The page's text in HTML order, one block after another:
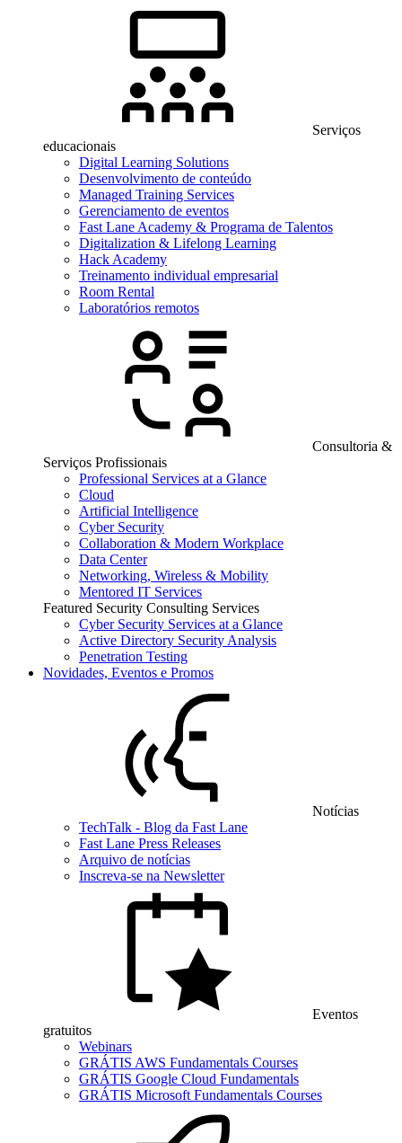
Serviços
educacionais
Digital Learning Solutions
Desenvolvimento de conteúdo
Managed Training Services
Gerenciamento de eventos
Fast Lane Academy & Programa de Talentos
Digitalization & Lifelong Learning
Hack Academy
Treinamento individual empresarial
Room Rental
Laboratórios remotos
Consultoria &
Serviços Profissionais
Professional Services at a Glance
Cloud
Artificial Intelligence
Cyber Security
Collaboration & Modern Workplace
Data Center
Networking, Wireless & Mobility
Mentored IT Services
Featured Security Consulting Services
Cyber Security Services at a Glance
Active Directory Security Analysis
Penetration Testing
Novidades, Eventos e Promos
Notícias
TechTalk - Blog da Fast Lane
Fast Lane Press Releases
Arquivo de notícias
Inscreva-se na Newsletter
Eventos
gratuitos
Webinars
GRÁTIS AWS Fundamentals Courses
GRÁTIS Google Cloud Fundamentals
GRÁTIS Microsoft Fundamentals Courses